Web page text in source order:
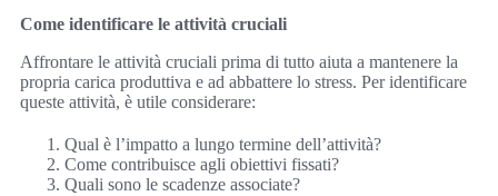
Come identificare le attività cruciali
Affrontare le attività cruciali prima di tutto aiuta a mantenere la
propria carica produttiva e ad abbattere lo stress. Per identificare
queste attività, è utile considerare:
Qual è l’impatto a lungo termine dell’attività?
Come contribuisce agli obiettivi fissati?
Quali sono le scadenze associate?